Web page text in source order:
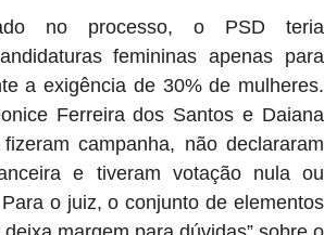
no processo, o PSD teria
femininas apenas para
a exigência de 30% de mulheres.
Ferreira dos Santos e Daiana
campanha, não declararam
e tiveram votação nula ou
o juiz, o conjunto de elementos